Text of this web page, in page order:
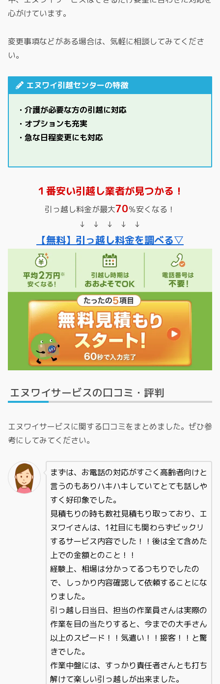
心がけています。
変更事項などがある場合は、気軽に相談してみてくださ
い。
エヌワイ引越センターの特徴
・介護が必要な方の引越に対応
・オプションも充実
・急な日程変更にも対応
１番安い引越し業者が見つかる！
引っ越し料金が最大70％安くなる！
↓ ↓ ↓ ↓ ↓
【無料】引っ越し料金を調べる▽
エヌワイサービスの口コミ・評判
エヌワイサービスに関する口コミをまとめました。ぜひ参
考にしてみてください。
まずは、お電話の対応がすごく高齢者向けと
言うのもありハキハキしていてとても話しや
すく好印象でした。
見積もりの時も数社見積もり取っており、エ
ヌワイさんは、1社目にも関わらずビックリ
するサービス内容でした！！後は全て含めた
上での金額とのこと！！
経験上、相場は分かってるつもりでしたの
で、しっかり内容確認して依頼することにな
りました。
引っ越し日当日、担当の作業員さんは実際の
作業を目の当たりすると、今までの大手さん
以上のスピード！！気遣い！！接客！！と驚
きでした。
作業中盤には、すっかり責任者さんとも打ち
解けて楽しい引っ越しが出来ました。